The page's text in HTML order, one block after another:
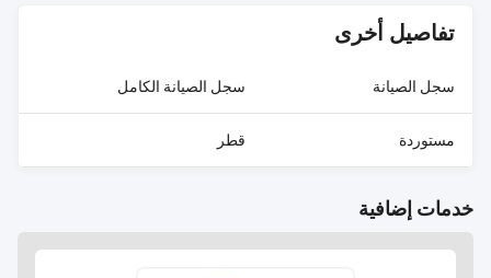
تفاصيل أخرى
سجل الصيانة سجل الصيانة الكامل
مستوردة قطر
خدمات إضافية